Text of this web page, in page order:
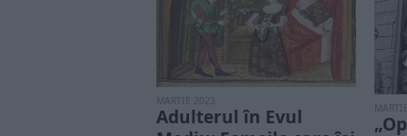
Silvia Stoian, fiica sa, care mi-a
încredințat o foto­copie...
MARTIE 2023
Adulterul în Evul